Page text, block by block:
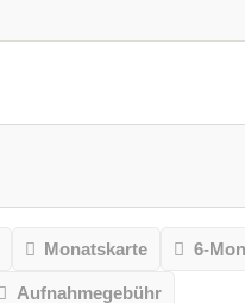
Monatskarte 6-
Aufnahmegebühr